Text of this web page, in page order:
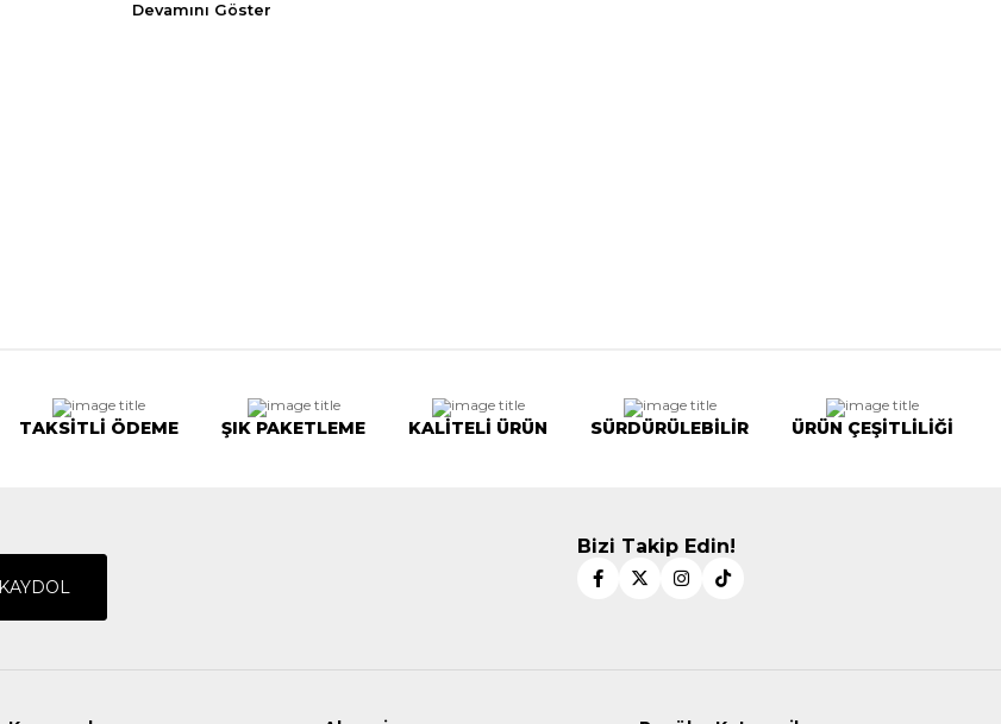
Devamını Göster
TAKSİTLİ ÖDEME ŞIK PAKETLEME KALİTELİ ÜRÜN SÜRDÜRÜLEBİLİR ÜRÜN ÇEŞİTLİLİĞİ
KAYDOL
Bizi Takip Edin!